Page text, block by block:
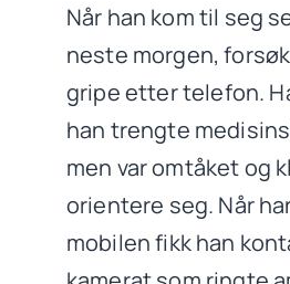
Når han kom til seg
neste morgen,
gripe etter telefon.
han trengte
men var omtåket og
orientere seg. Når
mobilen fikk han